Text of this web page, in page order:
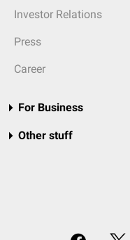
Investor Relations
Press
Career
For Business
Other stuff